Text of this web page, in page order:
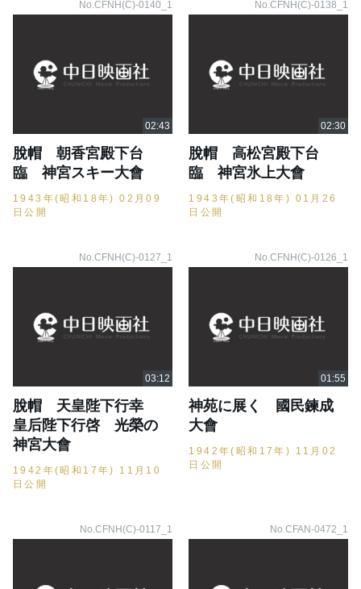
No.CFNH(C)-0140_1
脫帽 朝香宮殿下台
臨 神宮スキー大會
1943年(昭和18年) 02月09
日公開
No.CFNH(C)-0138_1
脫帽 高松宮殿下台
臨 神宮氷上大會
1943年(昭和18年) 01月26
日公開
No.CFNH(C)-0127_1
脫帽 天皇陛下行幸
皇后陛下行啓 光榮の
神宮大會
1942年(昭和17年) 11月10
日公開
No.CFNH(C)-0126_1
神苑に展く 國民鍊成
大會
1942年(昭和17年) 11月02
日公開
No.CFNH(C)-0117_1 No.CFAN-0472_1